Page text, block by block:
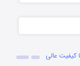
عالی